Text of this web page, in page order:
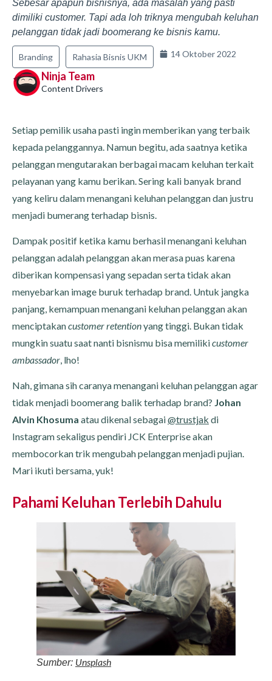
Sebesar apapun bisnisnya, ada masalah yang pasti
dimiliki customer. Tapi ada loh triknya mengubah keluhan
pelanggan tidak jadi boomerang ke bisnis kamu.
Branding Rahasia Bisnis UKM 14 Oktober 2022
Ninja Team
Content Drivers
Setiap pemilik usaha pasti ingin memberikan yang terbaik
kepada pelanggannya. Namun begitu, ada saatnya ketika
pelanggan mengutarakan berbagai macam keluhan terkait
pelayanan yang kamu berikan. Sering kali banyak brand
yang keliru dalam menangani keluhan pelanggan dan justru
menjadi bumerang terhadap bisnis.
Dampak positif ketika kamu berhasil menangani keluhan
pelanggan adalah pelanggan akan merasa puas karena
diberikan kompensasi yang sepadan serta tidak akan
menyebarkan image buruk terhadap brand. Untuk jangka
panjang, kemampuan menangani keluhan pelanggan akan
menciptakancustomer retentionyang tinggi. Bukan tidak
mungkin suatu saat nanti bisnismu bisa memilikicustomer
ambassador, lho!
Nah, gimana sih caranya menangani keluhan pelanggan agar
tidak menjadi boomerang balik terhadap brand? Johan
Alvin Khosuma atau dikenal sebagai@trustjak di
Instagram sekaligus pendiri JCK Enterprise akan
membocorkan trik mengubah pelanggan menjadi pujian.
Mari ikuti bersama, yuk!
Pahami Keluhan Terlebih Dahulu
Sumber: Unsplash